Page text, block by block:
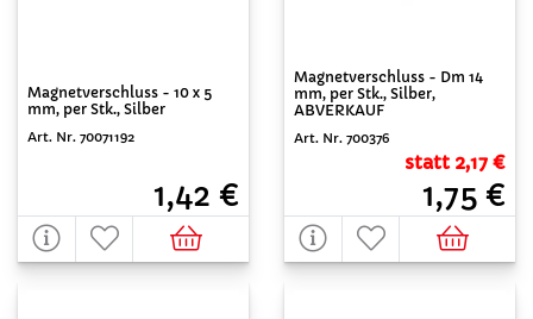
Magnetverschluss - 10 x 5
mm, per Stk., Silber
Art. Nr. 70071192
1,42 €
Magnetverschluss - Dm 14
mm, per Stk., Silber,
ABVERKAUF
Art. Nr. 700376
statt 2,17 €
1,75 €